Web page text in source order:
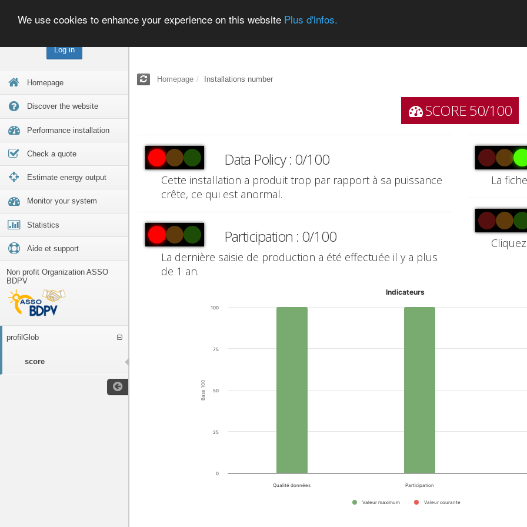
Log in
Homepage
Discover the website
Performance installation
Check a quote
Estimate energy output
Monitor your system
Statistics
Aide et support
Non profit Organization ASSO
BDPV
profilGlob
score
We use cookies to enhance your experience on this website Plus d'infos.
Homepage Installations number
SCORE 50/100
Data Policy : 0/100
Cette installation a produit trop par rapport à sa puissance
crête, ce qui est anormal.
Participation : 0/100
La dernière saisie de production a été effectuée il y a plus
de 1 an.
La
Base 100
Indicateurs
Valeur maximum Valeur courante
Qualité données Participation
0
25
50
75
100